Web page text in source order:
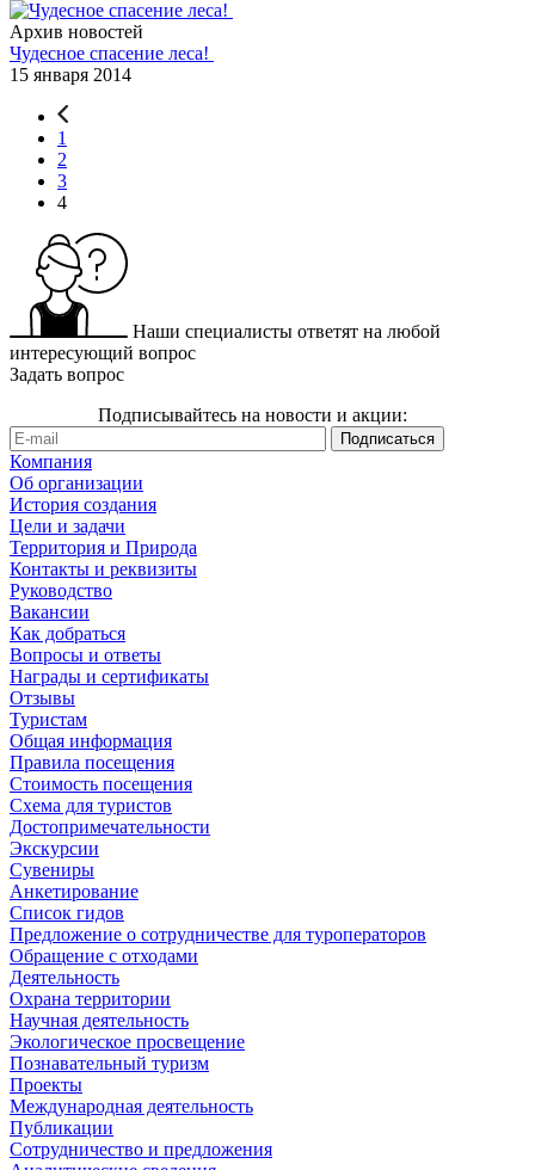
Архив новостей
Чудесное спасение леса!
15 января 2014
1
2
3
4
Наши специалисты ответят на любой
интересующий вопрос
Задать вопрос
Подписывайтесь на новости и акции:
Компания
Об организации
История создания
Цели и задачи
Территория и Природа
Контакты и реквизиты
Руководство
Вакансии
Как добраться
Вопросы и ответы
Награды и сертификаты
Отзывы
Туристам
Общая информация
Правила посещения
Стоимость посещения
Схема для туристов
Достопримечательности
Экскурсии
Сувениры
Анкетирование
Список гидов
Предложение о сотрудничестве для туроператоров
Обращение с отходами
Деятельность
Охрана территории
Научная деятельность
Экологическое просвещение
Познавательный туризм
Проекты
Международная деятельность
Публикации
Сотрудничество и предложения